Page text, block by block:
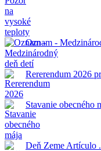
Oznam -
Rererendum 2026
Stavanie obecného
Deň Zeme Artículo